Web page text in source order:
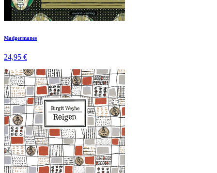
Madgermanes
24,95 €